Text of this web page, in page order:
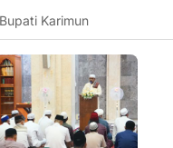
Bupati Karimun